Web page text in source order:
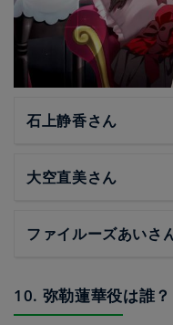
石上静香さん
大空直美さん
ファイルーズあいさ
10. 弥勒蓮華役は誰？